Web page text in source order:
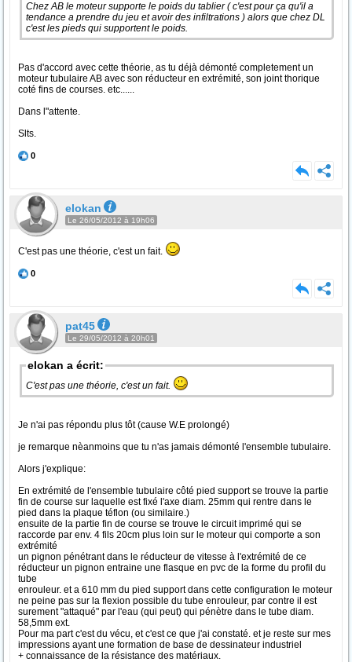
Chez AB le moteur supporte le poids du tablier ( c'est pour ça qu'il a
tendance a prendre du jeu et avoir des infiltrations ) alors que chez DL
c'est les pieds qui supportent le poids.
Pas d'accord avec cette théorie, as tu déjà démonté completement un
moteur tubulaire AB avec son réducteur en extrémité, son joint thorique
coté fins de courses. etc......
Dans l"attente.
Slts.
0
elokan
Le 26/05/2012 à 19h06
C'est pas une théorie, c'est un fait.
0
pat45
Le 29/05/2012 à 20h01
elokan a écrit:
C'est pas une théorie, c'est un fait.
Je n'ai pas répondu plus tôt (cause W.E prolongé)
je remarque nèanmoins que tu n'as jamais démonté l'ensemble tubulaire.
Alors j'explique:
En extrémité de l'ensemble tubulaire côté pied support se trouve la partie
fin de course sur laquelle est fixé l'axe diam. 25mm qui rentre dans le
pied dans la plaque téflon (ou similaire.)
ensuite de la partie fin de course se trouve le circuit imprimé qui se
raccorde par env. 4 fils 20cm plus loin sur le moteur qui comporte a son
extrémité
un pignon pénétrant dans le réducteur de vitesse à l'extrémité de ce
réducteur un pignon entraine une flasque en pvc de la forme du profil du
tube
enrouleur. et a 610 mm du pied support dans cette configuration le moteur
ne peine pas sur la flexion possible du tube enrouleur, par contre il est
surement "attaqué" par l'eau (qui peut) qui pénètre dans le tube diam.
58,5mm ext.
Pour ma part c'est du vécu, et c'est ce que j'ai constaté. et je reste sur mes
impressions ayant une formation de base de dessinateur industriel
+ connaissance de la résistance des matériaux.